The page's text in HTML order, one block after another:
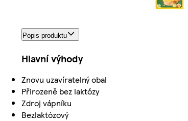
Popis produktu
Hlavní výhody
Znovu uzavíratelný obal
Přirozeně bez laktózy
Zdroj vápníku
Bezlaktózový